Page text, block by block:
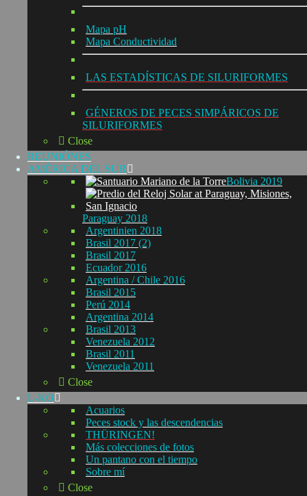
Mapa pH
Mapa Conductividad
LAS ESTADÍSTICAS DE SILURIFORMES
GÉNEROS DE PECES SIMPÁRICOS DE
SILURIFORMES
Close
REUNIÓNES
AMÉRICA DEL SUR
Bolivia 2019
Paraguay 2018
Argentinien 2018
Brasil 2017 (2)
Brasil 2017
Ecuador 2016
Argentina / Chile 2016
Brasil 2015
Perú 2014
Argentina 2014
Brasil 2013
Venezuela 2012
Brasil 2011
Venezuela 2011
Close
L-KO
Acuarios
Peces stock y las descendencias
THÜRINGEN!
Más colecciones de fotos
Un pantano con el tiempo
Sobre mí
Close